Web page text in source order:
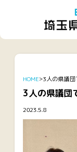
HOME 3人の県議団
3人の県議団
2023.5.8